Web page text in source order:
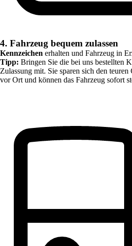
4. Fahrzeug bequem zulassen
Kennzeichen erhalten und Fahrzeug in
Tipp: Bringen Sie die bei uns bestellten
Zulassung mit. Sie sparen sich den
vor Ort und können das Fahrzeug sofort